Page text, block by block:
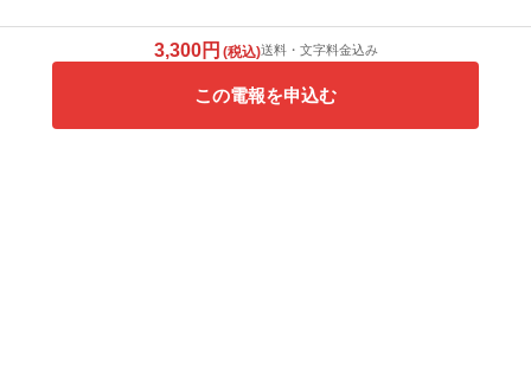
3,300円 (税込)送料・文字料金込み
この電報を申込む